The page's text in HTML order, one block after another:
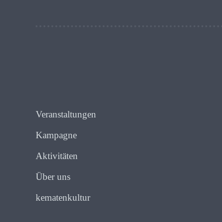
Veranstaltungen
Kampagne
Aktivitäten
Über uns
kematenkultur